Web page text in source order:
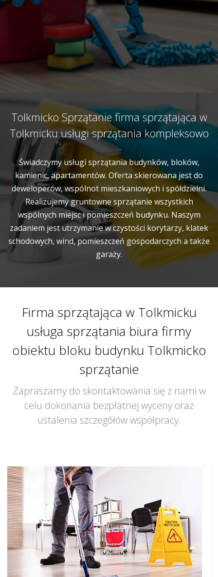
Tolkmicko Sprzątanie firma sprzątająca w
Tolkmicku usługi sprzątania kompleksowo
Świadczymy usługi sprzątania budynków, bloków,
kamienic, apartamentów. Oferta skierowana jest do
deweloperów, wspólnot mieszkaniowych i spółdzielni.
Realizujemy gruntowne sprzątanie wszystkich
wspólnych miejsc i pomieszczeń budynku. Naszym
zadaniem jest utrzymanie w czystości korytarzy, klatek
schodowych, wind, pomieszczeń gospodarczych a także
garaży.
Firma sprzątająca w Tolkmicku
usługa sprzątania biura firmy
obiektu bloku budynku Tolkmicko
sprzątanie
Zapraszamy do skontaktowania się z nami w
celu dokonania bezpłatnej wyceny oraz
ustalenia szczegółów współpracy.